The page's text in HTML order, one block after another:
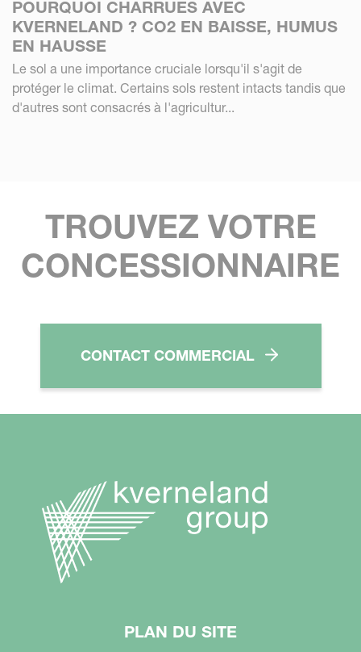
POURQUOI CHARRUES AVEC
KVERNELAND ? CO2 EN BAISSE, HUMUS
EN HAUSSE
Le sol a une importance cruciale lorsqu'il s'agit de
protéger le climat. Certains sols restent intacts tandis que
d'autres sont consacrés à l'agricultur...
TROUVEZ VOTRE
CONCESSIONNAIRE
CONTACT COMMERCIAL
PLAN DU SITE